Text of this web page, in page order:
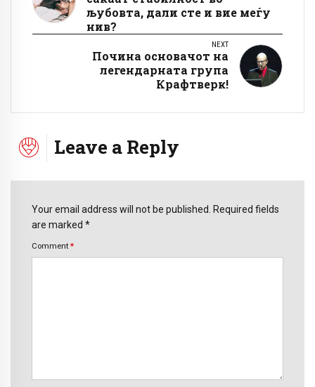
љубовта, дали сте и вие меѓу
нив?
NEXT
Почина основачот на
легендарната група
Крафтверк!
Leave a Reply
Your email address will not be published. Required fields
are marked *
Comment *